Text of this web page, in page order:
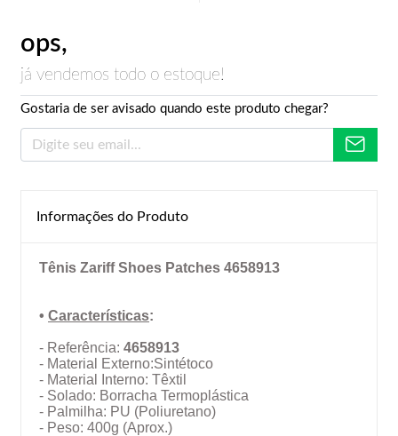
ops,
já vendemos todo o estoque!
Gostaria de ser avisado quando este produto chegar?
Informações do Produto
Tênis Zariff Shoes Patches 4658913
• Características:
- Referência: 4658913
- Material Externo:Sintétoco
- Material Interno: Têxtil
- Solado: Borracha Termoplástica
- Palmilha: PU (Poliuretano)
- Peso: 400g (Aprox.)